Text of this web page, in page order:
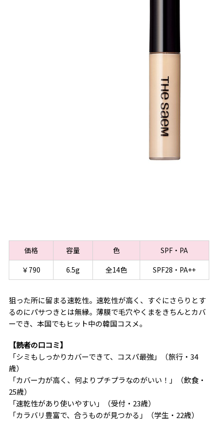
価格 容量 色
SPF・PA
￥790
6.5g 全14色 SPF28・PA++
狙った所に留まる速乾性。速乾性が高く、すぐにさらりとす
るのにパサつきとは無縁。薄膜で毛穴やくまをきちんとカバ
ーでき、本国でもヒット中の韓国コスメ。
【読者の口コミ】
「シミもしっかりカバーできて、コスパ最強」（旅行・34
歳）
「カバー力が高く、何よりプチプラなのがいい！」（飲食・
25歳）
「速乾性があり使いやすい」（受付・23歳）
「カラバリ豊富で、合うものが見つかる」（学生・22歳）